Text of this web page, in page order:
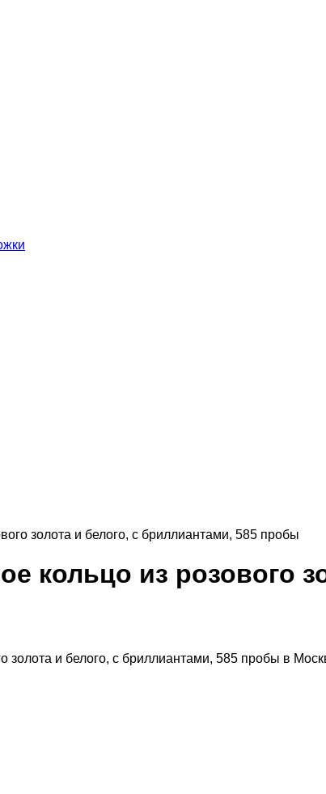
золота и белого, с бриллиантами, 585 пробы
кольцо из розового